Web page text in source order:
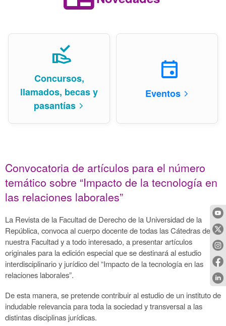
approval_delegation
Concursos,
llamados, becas y
pasantías arrow_forward_ios
event
Eventos arrow_forward_ios
Convocatoria de artículos para el número
temático sobre “Impacto de la tecnología en
las relaciones laborales”
La Revista de la Facultad de Derecho de la Universidad de la
República, convoca al cuerpo docente de todas las Cátedras de
nuestra Facultad y a todo interesado, a presentar artículos
originales para la edición especial que se destinará al estudio
interdisciplinario y jurídico del “Impacto de la tecnología en las
relaciones laborales”.
De esta manera, se pretende contribuir al estudio de un instituto de
indudable relevancia para toda la sociedad y transversal a las
distintas disciplinas jurídicas.